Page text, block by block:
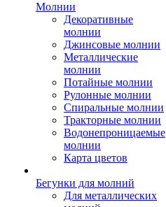
Молнии
Декоративные
молнии
Джинсовые молнии
Металлические
молнии
Потайные молнии
Рулонные молнии
Спиральные молнии
Тракторные молнии
Водонепроницаемые
молнии
Карта цветов
Бегунки для молний
Для металлических